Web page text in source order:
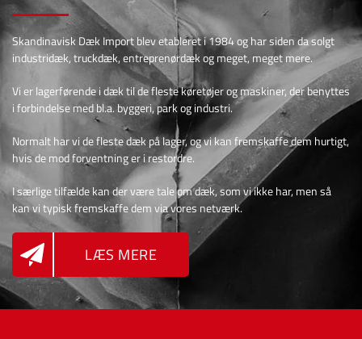
Skandinavisk Dæk Import blev etableret i 1984 og har siden da solgt
industridæk, truckdæk, entreprenørdæk og meget, meget mere.
Vi er lagerførende i dæk til de fleste køretøjer og maskiner, der benyttes
i forbindelse med bl.a. byggeri, park og industri.
Normalt har vi de fleste dæk på lager, og vi kan fremskaffe dem hurtigt,
hvis de mod forventning er i restordre.
I særlige tilfælde kan der være tale om dæk, som vi ikke har, men så
kan vi typisk fremskaffe dem via vores netværk.
LÆS MERE